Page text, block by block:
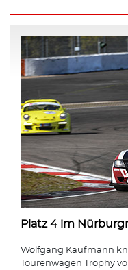
Platz 4 im
Wolfgang Kaufmann
Tourenwagen Trophy